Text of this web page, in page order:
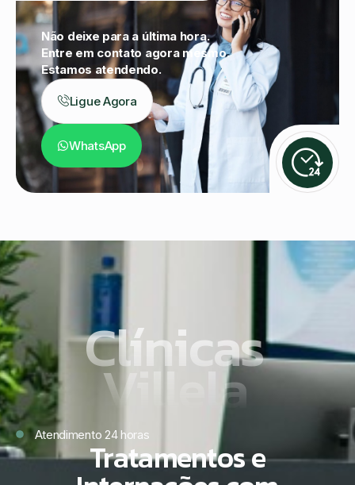
Não deixe para a última hora.
Entre em contato agora mesmo.
Estamos atendendo.
Ligue Agora
WhatsApp
Clínicas
Villela
Atendimento 24 horas
Tratamentos e